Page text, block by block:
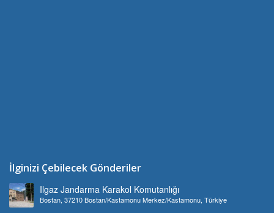
İlginizi Çebilecek Gönderiler
Ilgaz Jandarma Karakol Komutanlığı
Bostan, 37210 Bostan/Kastamonu Merkez/Kastamonu, Türkiye